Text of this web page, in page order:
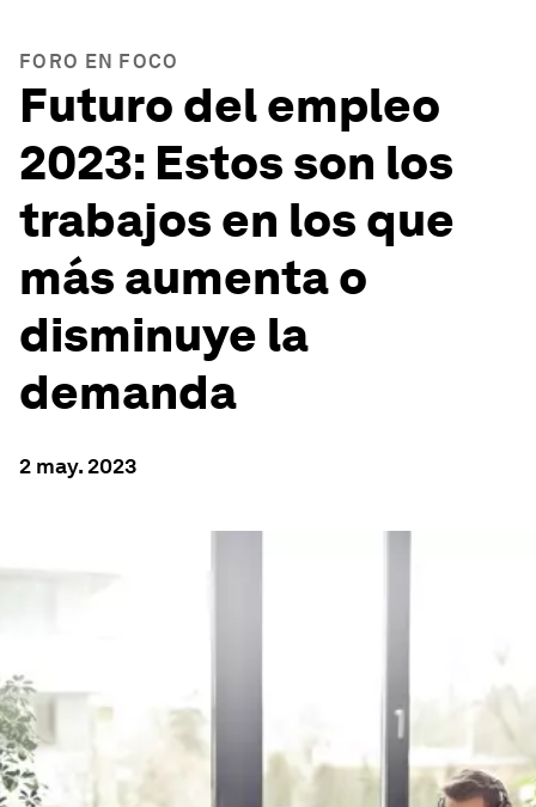
FORO EN FOCO
Futuro del empleo
2023: Estos son los
trabajos en los que
más aumenta o
disminuye la
demanda
2 may. 2023